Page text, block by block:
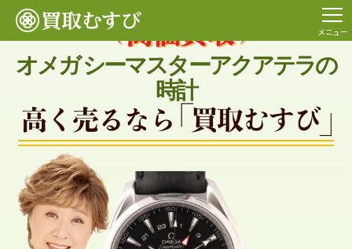
メニュー
オメガ シーマスターアクアテラの
時計